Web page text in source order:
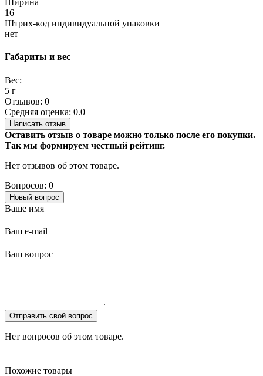
Ширина
16
Штрих-код индивидуальной упаковки
нет
Габариты и вес
Вес:
5 г
Отзывов: 0
Средняя оценка: 0.0
Написать отзыв
Оставить отзыв о товаре можно только после его покупки.
Так мы формируем честный рейтинг.
Нет отзывов об этом товаре.
Вопросов: 0
Новый вопрос
Ваше имя
Ваш e-mail
Ваш вопрос
Отправить свой вопрос
Нет вопросов об этом товаре.
Похожие товары